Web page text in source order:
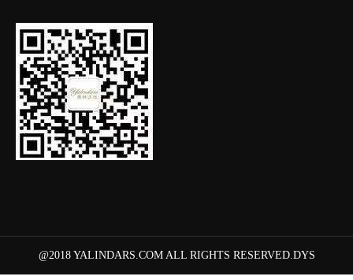
@2018 YALINDARS.COM ALL RIGHTS RESERVED.DYS